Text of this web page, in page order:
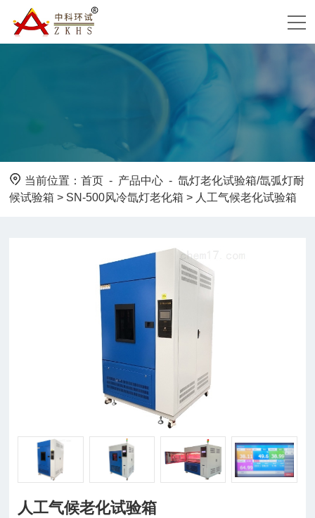
当前位置：首页 - 产品中心 -氙灯老化试验箱/氙弧灯耐
候试验箱 > SN-500风冷氙灯老化箱 > 人工气候老化试验箱
人工气候老化试验箱